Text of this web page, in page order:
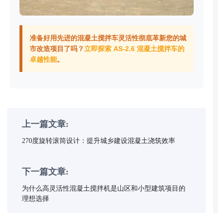
准备好用先进的混凝土搅拌车灵活性彻底革新您的城
市改造项目了吗？立即探索 AS-2.6 混凝土搅拌车的
卓越性能。
上一篇文章:
270度旋转滚筒设计：提升城乡建设混凝土浇筑效率
下一篇文章:
为什么高灵活性混凝土搅拌机是山区和小型建筑项目的
理想选择